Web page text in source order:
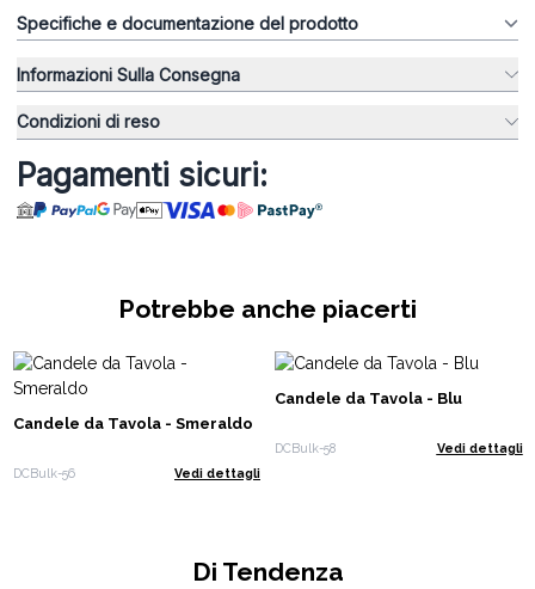
Specifiche e documentazione del prodotto
Informazioni Sulla Consegna
Condizioni di reso
Pagamenti sicuri:
Potrebbe anche piacerti
Candele da Tavola - Smeraldo
DCBulk-56 Vedi dettagli
Candele da Tavola - Blu
DCBulk-58 Vedi dettagli
Di Tendenza